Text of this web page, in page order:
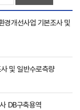
경개선사업 기본조사 및
및 일반수로측량
DB구축용역